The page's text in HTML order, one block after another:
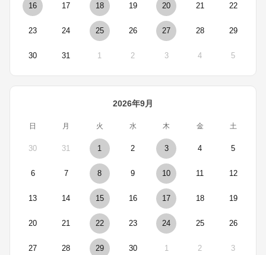
16 17 18 19 20 21 22
23 24 25 26 27 28 29
30 31 1 2 3 4 5
2026年9月
日 月 火 水 木 金 土
30 31 1 2 3 4 5
6 7 8 9 10 11 12
13 14 15 16 17 18 19
20 21 22 23 24 25 26
27 28 29 30 1 2 3